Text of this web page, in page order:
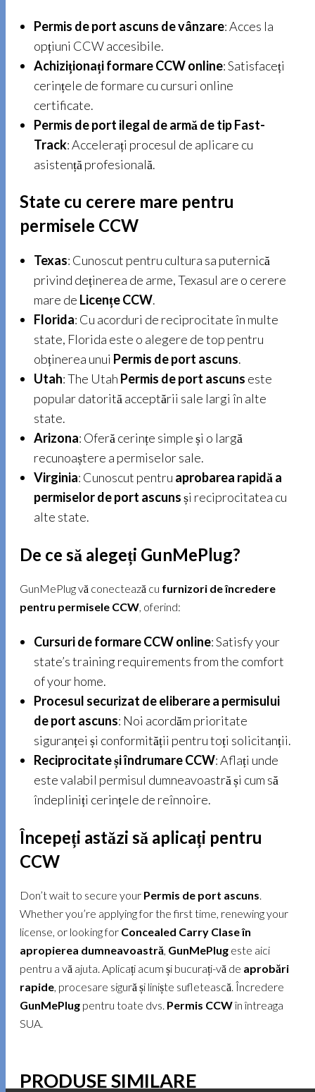
Permis de port ascuns de vânzare: Acces la
opțiuni CCW accesibile.
Achiziționați formare CCW online: Satisfaceți
cerințele de formare cu cursuri online
certificate.
Permis de port ilegal de armă de tip Fast-
Track: Accelerați procesul de aplicare cu
asistență profesională.
State cu cerere mare pentru
permisele CCW
Texas: Cunoscut pentru cultura sa puternică
privind deținerea de arme, Texasul are o cerere
mare de Licențe CCW.
Florida: Cu acorduri de reciprocitate în multe
state, Florida este o alegere de top pentru
obținerea unui Permis de port ascuns.
Utah: The Utah Permis de port ascuns este
popular datorită acceptării sale largi în alte
state.
Arizona: Oferă cerințe simple și o largă
recunoaștere a permiselor sale.
Virginia: Cunoscut pentru aprobarea rapidă a
permiselor de port ascunsși reciprocitatea cu
alte state.
De ce să alegeți GunMePlug?
GunMePlug vă conectează cu furnizori de încredere
pentru permisele CCW, oferind:
Cursuri de formare CCW online: Satisfy your
state’s training requirements from the comfort
of your home.
Procesul securizat de eliberare a permisului
de port ascuns: Noi acordăm prioritate
siguranței și conformității pentru toți solicitanții.
Reciprocitate și îndrumare CCW: Aflați unde
este valabil permisul dumneavoastră și cum să
îndepliniți cerințele de reînnoire.
Începeți astăzi să aplicați pentru
CCW
Don’t wait to secure your Permis de port ascuns.
Whether you’re applying for the first time, renewing your
license, or looking for Concealed Carry Clase în
apropierea dumneavoastră, GunMePlug este aici
pentru a vă ajuta. Aplicați acum și bucurați-vă de aprobări
rapide, procesare sigură și liniște sufletească. Încredere
GunMePlug pentru toate dvs. Permis CCWîn întreaga
SUA.
PRODUSE SIMILARE